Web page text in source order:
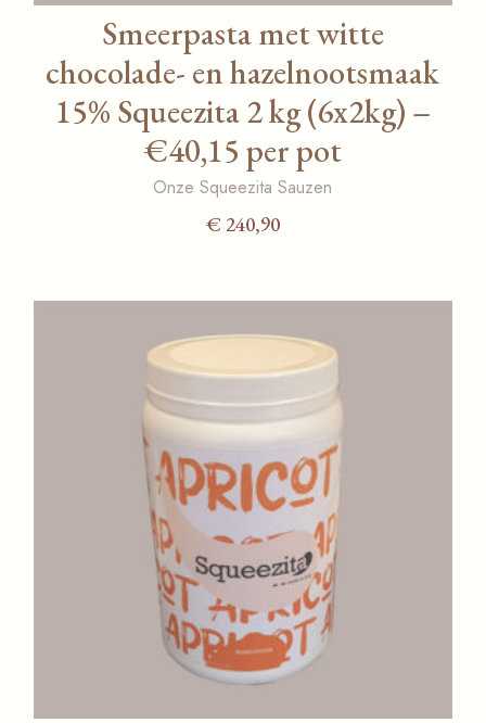
Smeerpasta met witte
chocolade- en hazelnootsmaak
15% Squeezita 2 kg (6x2kg) –
€40,15 per pot
Onze Squeezita Sauzen
€ 240,90